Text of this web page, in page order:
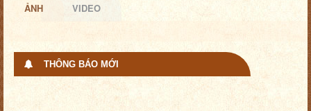
ẢNH VIDEO
THÔNG BÁO MỚI